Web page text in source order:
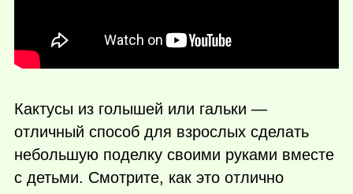
Кактусы из голышей или гальки —
отличный способ для взрослых сделать
небольшую поделку своими руками вместе
с детьми. Смотрите, как это отлично